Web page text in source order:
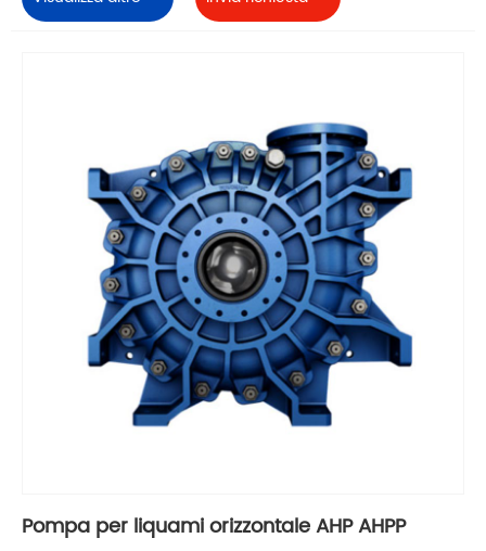
Pompa per liquami orizzontale AHP AHPP